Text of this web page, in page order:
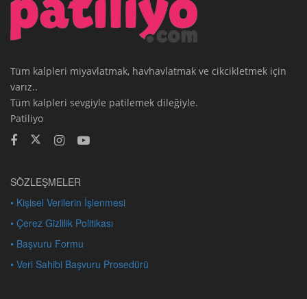
Tüm kalpleri miyavlatmak, havhavlatmak ve cikcikletmek için
varız..
Tüm kalpleri sevgiyle patilemek dileğiyle.
Patiliyo
SÖZLEŞMELER
• Kişisel Verilerin İşlenmesi
• Çerez Gizlilik Politikası
• Başvuru Formu
• Veri Sahibi Başvuru Prosedürü